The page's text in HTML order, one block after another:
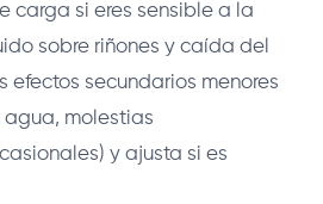
carga si eres sensible a la
sobre riñones y caída del
efectos secundarios menores
molestias
y ajusta si es